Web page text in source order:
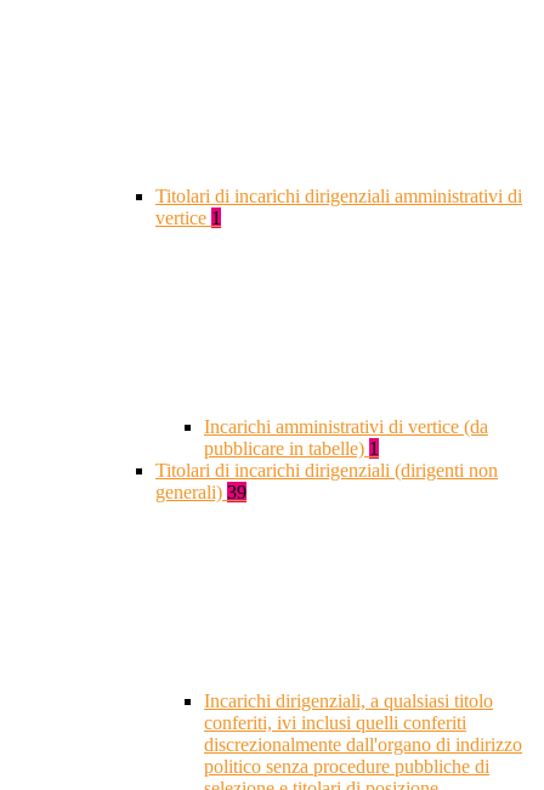
Titolari di incarichi dirigenziali amministrativi di
vertice 1
Incarichi amministrativi di vertice (da
pubblicare in tabelle) 1
Titolari di incarichi dirigenziali (dirigenti non
generali) 39
Incarichi dirigenziali, a qualsiasi titolo
conferiti, ivi inclusi quelli conferiti
discrezionalmente dall'organo di indirizzo
politico senza procedure pubbliche di